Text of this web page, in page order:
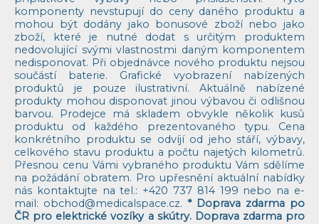
komponenty nevstupují do ceny daného produktu a
mohou být dodány jako bonusové zboží nebo jako
zboží, které je nutné dodat s určitým produktem
nedovolující svými vlastnostmi daným komponentem
nedisponovat. Při objednávce nového produktu nejsou
součástí baterie. Grafické vyobrazení nabízených
produktů je pouze ilustrativní. Aktuálně nabízené
produkty mohou disponovat jinou výbavou či odlišnou
barvou. Prodejce má skladem obvykle několik kusů
produktu od každého prezentovaného typu. Cena
konkrétního produktu se odvíjí od jeho stáří, výbavy,
celkového stavu produktu a počtu najetých kilometrů.
Přesnou cenu Vámi vybraného produktu Vám sdělíme
na požádání obratem. Pro upřesnění aktuální nabídky
nás kontaktujte na tel.: +420 737 814 199 nebo na e-
mail: obchod@medicalspace.cz. * Doprava zdarma po
ČR pro elektrické vozíky a skútry. Doprava zdarma pro